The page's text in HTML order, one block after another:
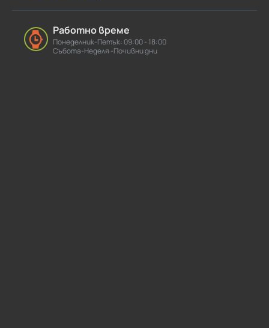
Работно време
Понеделник-Петък: 09:00 - 18:00
Събота-Неделя -Почивни дни